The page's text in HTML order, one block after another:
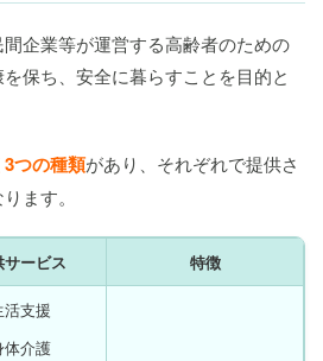
企業等が運営する高齢者のための
保ち、安全に暮らすことを目的と
つの種類があり、それぞれで提供さ
ます。
サービス 特徴
活支援
体介護